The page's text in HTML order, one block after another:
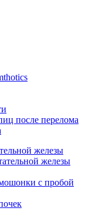
после перелома
железы
железы
мошонки с пробой